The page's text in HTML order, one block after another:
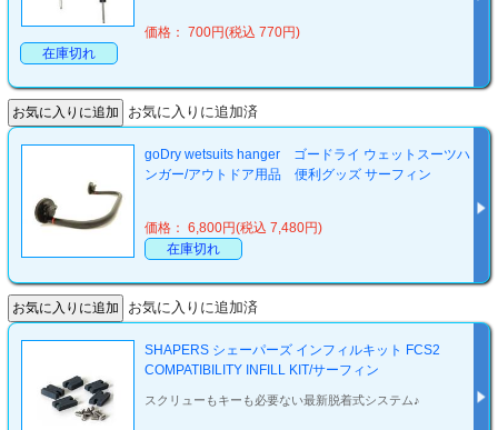
価格： 700円(税込 770円)
在庫切れ
お気に入りに追加済
goDry wetsuits hanger ゴードライ ウェットスーツハ
ンガー/アウトドア用品 便利グッズ サーフィン
価格： 6,800円(税込 7,480円)
在庫切れ
お気に入りに追加済
SHAPERS シェーパーズ インフィルキット FCS2
COMPATIBILITY INFILL KIT/サーフィン
スクリューもキーも必要ない最新脱着式システム♪